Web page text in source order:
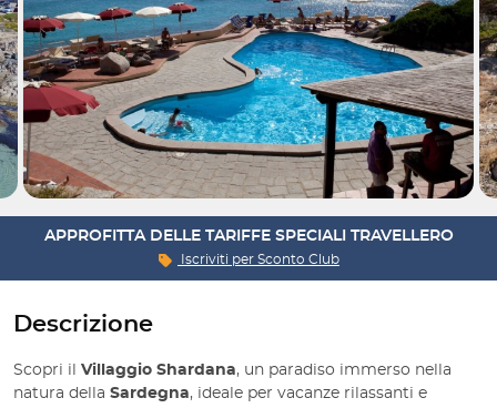
APPROFITTA DELLE TARIFFE SPECIALI TRAVELLERO
Iscriviti per Sconto Club
Descrizione
Scopri il Villaggio Shardana, un paradiso immerso nella
natura della Sardegna, ideale per vacanze rilassanti e